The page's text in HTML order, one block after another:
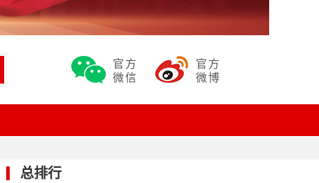
官方
微信
官方
微博
总排行